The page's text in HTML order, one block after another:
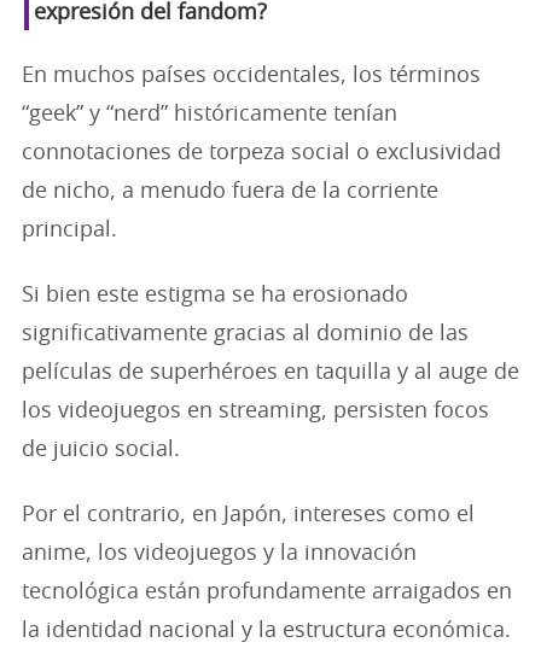
expresión del fandom?
En muchos países occidentales, los términos
“geek” y “nerd” históricamente tenían
connotaciones de torpeza social o exclusividad
de nicho, a menudo fuera de la corriente
principal.
Si bien este estigma se ha erosionado
significativamente gracias al dominio de las
películas de superhéroes en taquilla y al auge de
los videojuegos en streaming, persisten focos
de juicio social.
Por el contrario, en Japón, intereses como el
anime, los videojuegos y la innovación
tecnológica están profundamente arraigados en
la identidad nacional y la estructura económica.